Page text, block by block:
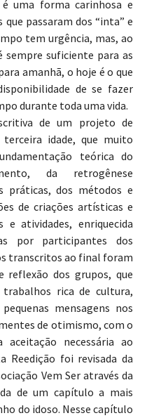
é uma forma carinhosa e
que passaram dos “inta” e
tem urgência, mas, ao
suficiente para as
amanhã, o hoje é o que
de se fazer
durante toda uma vida.
de um projeto de
terceira idade, que muito
teórica do
da retrogênese
práticas, dos métodos e
de criações artísticas e
atividades, enriquecida
por participantes dos
transcritos ao final foram
dos grupos, que
rica de cultura,
mensagens nos
de otimismo, com o
necessária ao
Reedição foi revisada da
Vem Ser através da
de um capítulo a mais
do idoso. Nesse capítulo